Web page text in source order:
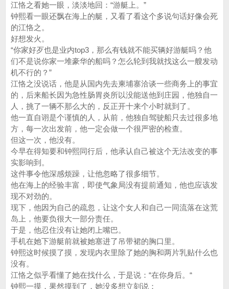
江恪之看她一眼，淡淡地回：“游艇上。”
钟熙看一眼还飘在海上的艇，又看了看这个多说句话好像会死
的江恪之。
好想发火。
“你家好歹也是业内top3，那么有钱就不能买辆好游艇吗？他
们不是说你家一堆豪华的船吗？怎么轮到我就找这么一艘发动
机不行的？”
江恪之没说话，他是从国内先去柬埔寨洽谈一些商务上的事宜
的，后来船长因为急性肠胃炎所以没能送他到庄园，他独自一
人，挑了一辆不那么大的，反正开十来个小时就到了。
他一直自诩是个谨慎的人，从前，他独自驾驶船只去过很多地
方，每一次出发前，他一定会做一个很严密的检查。
但这一次，他没有。
今早在得知要和钟熙同行后，他承认自己被这个无法改变的事
实影响到。
这件事令他深感烦躁，让他忽略了很多细节。
他在海上的经验丰富，即使气象局没有提前通知，他也应该发
现不对劲的。
现下，他因为自己的疏忽，让这个女人和自己一同流落在这荒
岛上，他要负很大一部分责任。
于是，他忍住没有让她闭上嘴巴。
手机在她下游艇前就被她塞进了吊带裙的胸口里。
钟熙这时候摸了摸，发现内衣里除了她的胸和两片乳贴什么也
没有。
江恪之似乎看懂了她在找什么，于是说：“在你身后。“
钟熙一摸，果然摸到了，她没多想立刻说：